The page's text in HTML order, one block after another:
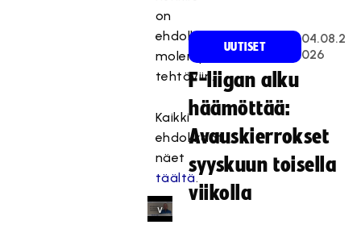
on
ehdolla
molempiin
tehtäviin.
Kaikki
ehdokkaat
näet
täältä.
t
y
,
k
s
k
a
s
v
UUTISET
04.08.2
026
F-liigan alku
häämöttää:
Avauskierrokset
syyskuun toisella
viikolla